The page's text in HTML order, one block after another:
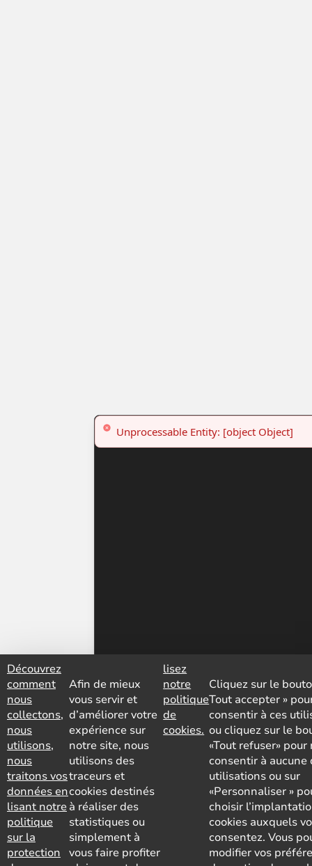
Découvrez
comment
nous
collectons,
nous
utilisons,
nous
traitons vos
données en
lisant notre
politique
sur la
protection
Afin de mieux
vous servir et
d’améliorer votre
expérience sur
notre site, nous
utilisons des
traceurs et
cookies destinés
à réaliser des
statistiques ou
simplement à
vous faire profiter
lisez
notre
politique
de
cookies.
Cliquez sur le
Tout accepter »
consentir à ces
ou cliquez sur le
«Tout refuser» pour
consentir à aucune
utilisations ou sur
«Personnaliser »
choisir
cookies auxquels
consentez. Vous
modifier vos